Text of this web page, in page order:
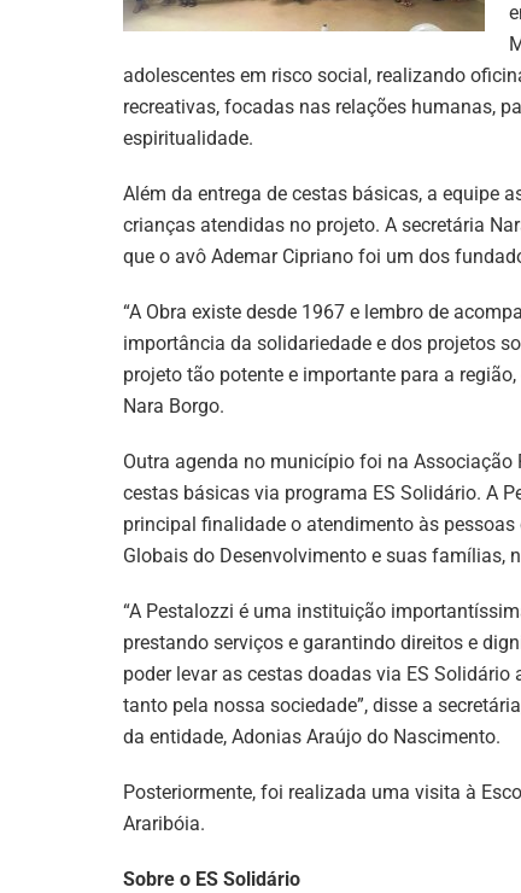
adolescentes em risco social, realizando
recreativas, focadas nas relações humanas,
espiritualidade.
Além da entrega de cestas básicas, a equipe
crianças atendidas no projeto. A secretária
que o avô Ademar Cipriano foi um dos
“A Obra existe desde 1967 e lembro de
importância da solidariedade e dos projetos
projeto tão potente e importante para a
Nara Borgo.
Outra agenda no município foi na
cestas básicas via programa ES Solidário. A
principal finalidade o atendimento às
Globais do Desenvolvimento e suas famílias,
“A Pestalozzi é uma instituição
prestando serviços e garantindo direitos e
poder levar as cestas doadas via ES
tanto pela nossa sociedade”, disse a
da entidade, Adonias Araújo do Nascimento.
Posteriormente, foi realizada uma visita à
Araribóia.
Sobre o ES Solidário